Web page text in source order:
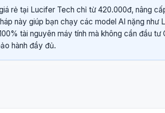
rẻ tại Lucifer Tech chỉ từ 420.000đ, nâng
này giúp bạn chạy các model AI nặng như
tài nguyên máy tính mà không cần đầu tư
hành đầy đủ.